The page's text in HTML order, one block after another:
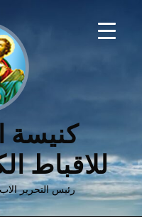
كنيسة
للاقباط
رئيس التحرير